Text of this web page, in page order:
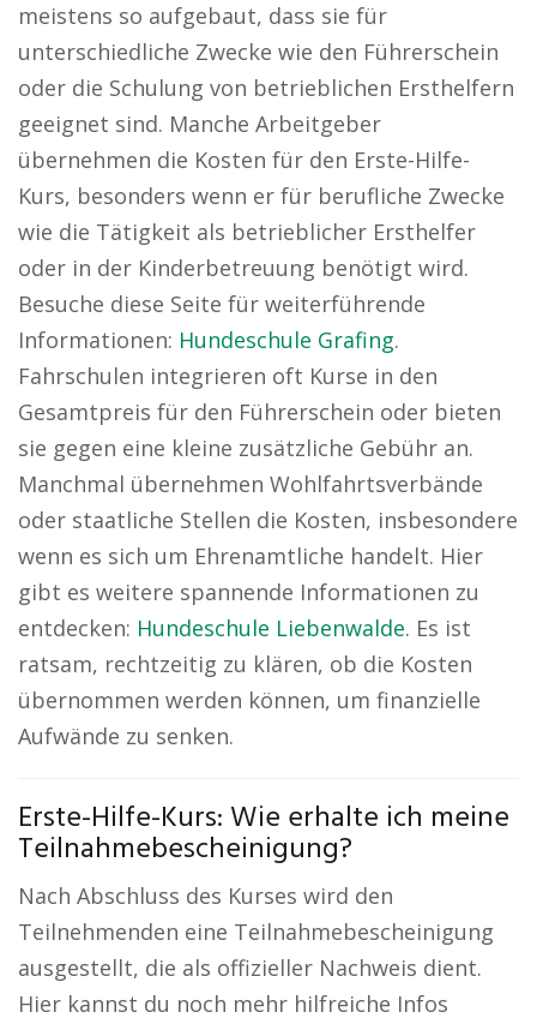
meistens so aufgebaut, dass sie für
unterschiedliche Zwecke wie den Führerschein
oder die Schulung von betrieblichen Ersthelfern
geeignet sind. Manche Arbeitgeber
übernehmen die Kosten für den Erste-Hilfe-
Kurs, besonders wenn er für berufliche Zwecke
wie die Tätigkeit als betrieblicher Ersthelfer
oder in der Kinderbetreuung benötigt wird.
Besuche diese Seite für weiterführende
Informationen: Hundeschule Grafing.
Fahrschulen integrieren oft Kurse in den
Gesamtpreis für den Führerschein oder bieten
sie gegen eine kleine zusätzliche Gebühr an.
Manchmal übernehmen Wohlfahrtsverbände
oder staatliche Stellen die Kosten, insbesondere
wenn es sich um Ehrenamtliche handelt. Hier
gibt es weitere spannende Informationen zu
entdecken: Hundeschule Liebenwalde. Es ist
ratsam, rechtzeitig zu klären, ob die Kosten
übernommen werden können, um finanzielle
Aufwände zu senken.
Erste-Hilfe-Kurs: Wie erhalte ich meine
Teilnahmebescheinigung?
Nach Abschluss des Kurses wird den
Teilnehmenden eine Teilnahmebescheinigung
ausgestellt, die als offizieller Nachweis dient.
Hier kannst du noch mehr hilfreiche Infos